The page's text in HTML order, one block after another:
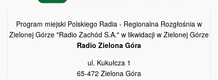
Program miejski Polskiego Radia - Regionalna Rozgłośnia w
Zielonej Górze "Radio Zachód S.A." w likwidacji w Zielonej Górze
Radio Zielona Góra
ul. Kukułcza 1
65-472 Zielona Góra